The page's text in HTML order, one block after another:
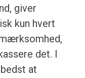
giver
kun hvert
det. I
at